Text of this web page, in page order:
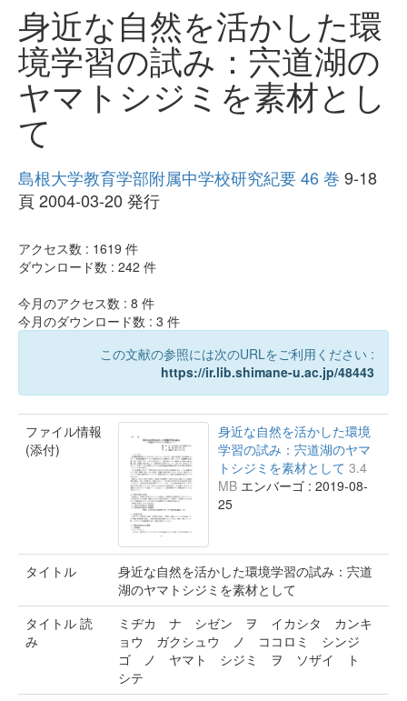
身近な自然を活かした環
境学習の試み：宍道湖の
ヤマトシジミを素材とし
て
島根大学教育学部附属中学校研究紀要 46 巻 9-18
頁 2004-03-20 発行
アクセス数 : 1619 件
ダウンロード数 : 242 件
今月のアクセス数 : 8 件
今月のダウンロード数 : 3 件
この文献の参照には次のURLをご利用ください :
https://ir.lib.shimane-u.ac.jp/48443
ファイル情報
(添付)
身近な自然を活かした環境
学習の試み：宍道湖のヤマ
トシジミを素材として 3.4
MB エンバーゴ : 2019-08-
25
タイトル
身近な自然を活かした環境学習の試み：宍道
湖のヤマトシジミを素材として
タイトル 読
み
ミヂカ ナ シゼン ヲ イカシタ カンキ
ョウ ガクシュウ ノ ココロミ シンジ
ゴ ノ ヤマト シジミ ヲ ソザイ ト
シテ